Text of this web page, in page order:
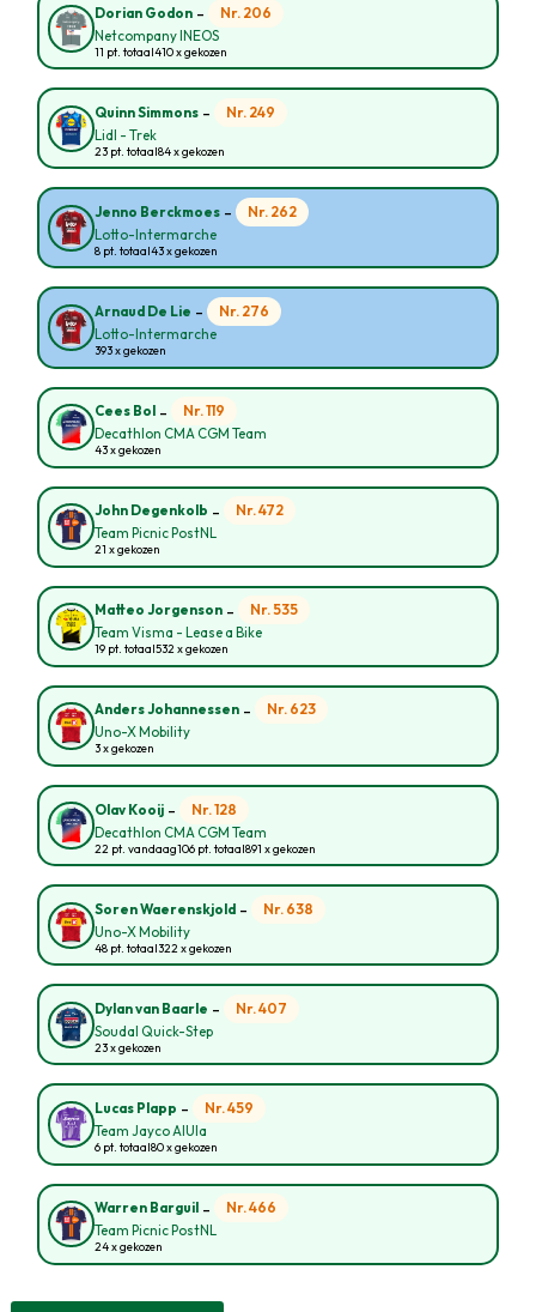
Dorian Godon - Nr. 206
Netcompany INEOS
11 pt. totaal410 x gekozen
Quinn Simmons - Nr. 249
Lidl - Trek
23 pt. totaal84 x gekozen
Jenno Berckmoes - Nr. 262
Lotto-Intermarche
8 pt. totaal43 x gekozen
Arnaud De Lie - Nr. 276
Lotto-Intermarche
393 x gekozen
Cees Bol - Nr. 119
Decathlon CMA CGM Team
43 x gekozen
John Degenkolb - Nr. 472
Team Picnic PostNL
21 x gekozen
Matteo Jorgenson - Nr. 535
Team Visma - Lease a Bike
19 pt. totaal532 x gekozen
Anders Johannessen - Nr. 623
Uno-X Mobility
3 x gekozen
Olav Kooij - Nr. 128
Decathlon CMA CGM Team
22 pt. vandaag106 pt. totaal891 x gekozen
Soren Waerenskjold - Nr. 638
Uno-X Mobility
48 pt. totaal322 x gekozen
Dylan van Baarle - Nr. 407
Soudal Quick-Step
23 x gekozen
Lucas Plapp - Nr. 459
Team Jayco AlUla
6 pt. totaal80 x gekozen
Warren Barguil - Nr. 466
Team Picnic PostNL
24 x gekozen